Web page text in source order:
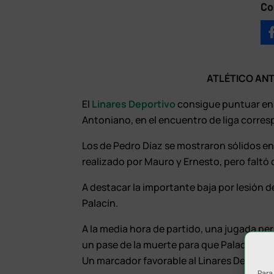
ATLÉTICO
El Linares Deportivoconsigue puntuar
Antoniano, en el encuentro de liga
Los de Pedro Díaz se mostraron sólidos
realizado por Mauro y Ernesto, pero
A destacar la importante baja por lesión
Palacín.
A la media hora de partido, una jugada
un pase de la muerte para que Palacín en
Un marcador favorable al Linares